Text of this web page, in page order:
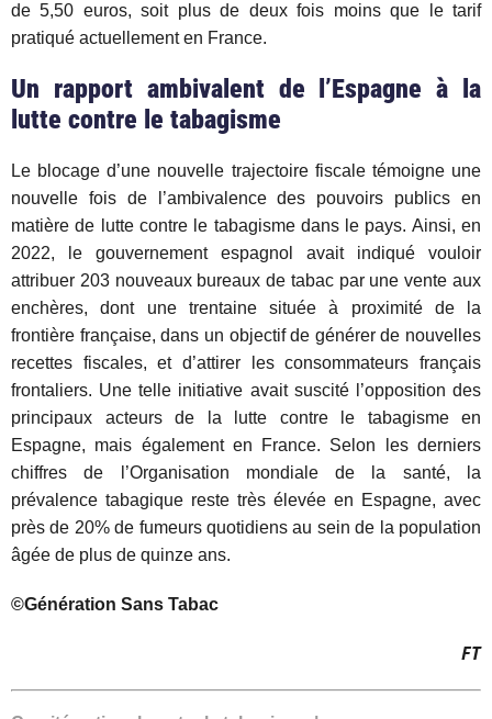
de 5,50 euros, soit plus de deux fois moins que le tarif
pratiqué actuellement en France.
Un rapport ambivalent de l’Espagne à la
lutte contre le tabagisme
Le blocage d’une nouvelle trajectoire fiscale témoigne une
nouvelle fois de l’ambivalence des pouvoirs publics en
matière de lutte contre le tabagisme dans le pays. Ainsi, en
2022, le gouvernement espagnol avait indiqué vouloir
attribuer 203 nouveaux bureaux de tabac par une vente aux
enchères, dont une trentaine située à proximité de la
frontière française, dans un objectif de générer de nouvelles
recettes fiscales, et d’attirer les consommateurs français
frontaliers. Une telle initiative avait suscité l’opposition des
principaux acteurs de la lutte contre le tabagisme en
Espagne, mais également en France. Selon les derniers
chiffres de l’Organisation mondiale de la santé,
la
prévalence tabagique reste très élevée en Espagne, avec
près de 20% de fumeurs quotidiens au sein de la population
âgée de plus de quinze ans.
©Génération Sans Tabac
FT